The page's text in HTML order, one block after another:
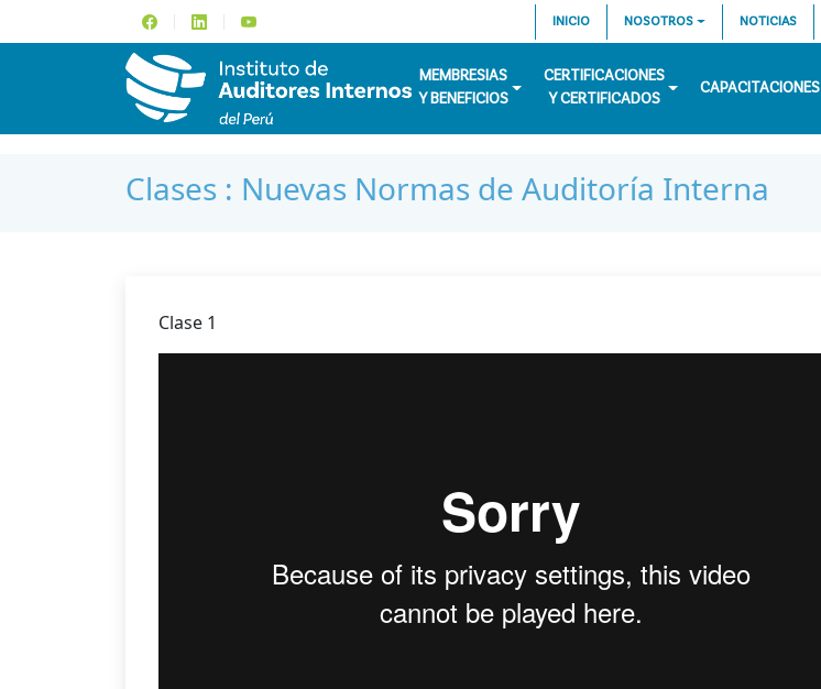
INICIO NOSOTROS NOTICIAS
MEMBRESIAS
Y BENEFICIOS
CERTIFICACIONES
Y CERTIFICADOS
CAPACITACIONES
Clases : Nuevas Normas de Auditoría Interna
Clase 1